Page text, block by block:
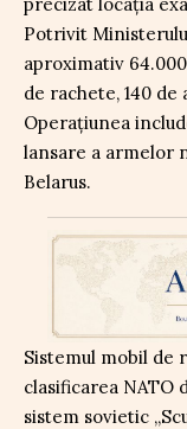
Potrivit
aproximativ
de rachete, 140 de
Operațiunea
lansare a armelor
Belarus.
Sistemul mobil de
clasificarea NATO
sistem sovietic